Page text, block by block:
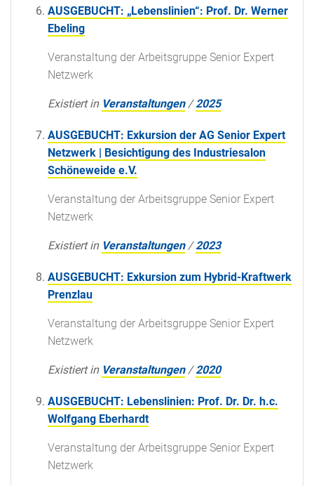
AUSGEBUCHT: „Lebenslinien“: Prof. Dr. Werner
Ebeling
Veranstaltung der Arbeitsgruppe Senior Expert
Netzwerk
Existiert in Veranstaltungen /2025
AUSGEBUCHT: Exkursion der AG Senior Expert
Netzwerk | Besichtigung des Industriesalon
Schöneweide e.V.
Veranstaltung der Arbeitsgruppe Senior Expert
Netzwerk
Existiert in Veranstaltungen /2023
AUSGEBUCHT: Exkursion zum Hybrid-Kraftwerk
Prenzlau
Veranstaltung der Arbeitsgruppe Senior Expert
Netzwerk
Existiert in Veranstaltungen /2020
AUSGEBUCHT: Lebenslinien: Prof. Dr. Dr. h.c.
Wolfgang Eberhardt
Veranstaltung der Arbeitsgruppe Senior Expert
Netzwerk